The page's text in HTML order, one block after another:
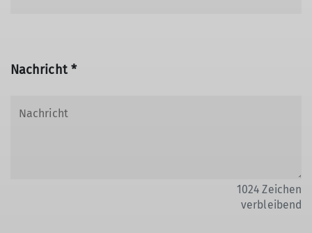
Nachricht *
1024 Zeichen
verbleibend